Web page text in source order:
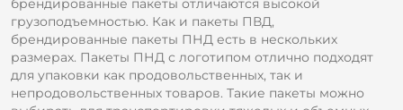
брендированные пакеты отличаются высокой
грузоподъемностью. Как и пакеты ПВД,
брендированные пакеты ПНД есть в нескольких
размерах. Пакеты ПНД с логотипом отлично подходят
для упаковки как продовольственных, так и
непродовольственных товаров. Такие пакеты можно